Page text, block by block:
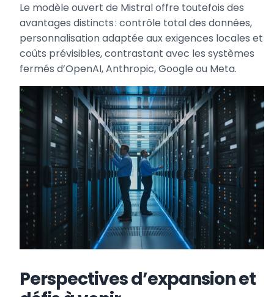
Le modèle ouvert de Mistral offre toutefois des
avantages distincts : contrôle total des données,
personnalisation adaptée aux exigences locales et
coûts prévisibles, contrastant avec les systèmes
fermés d’OpenAI, Anthropic, Google ou Meta.
Perspectives d’expansion et